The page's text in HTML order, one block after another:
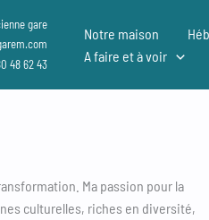
gare
48 62 43
Notre maison
A faire et à voir
Ma passion pour la
culturelles, riches en diversité,